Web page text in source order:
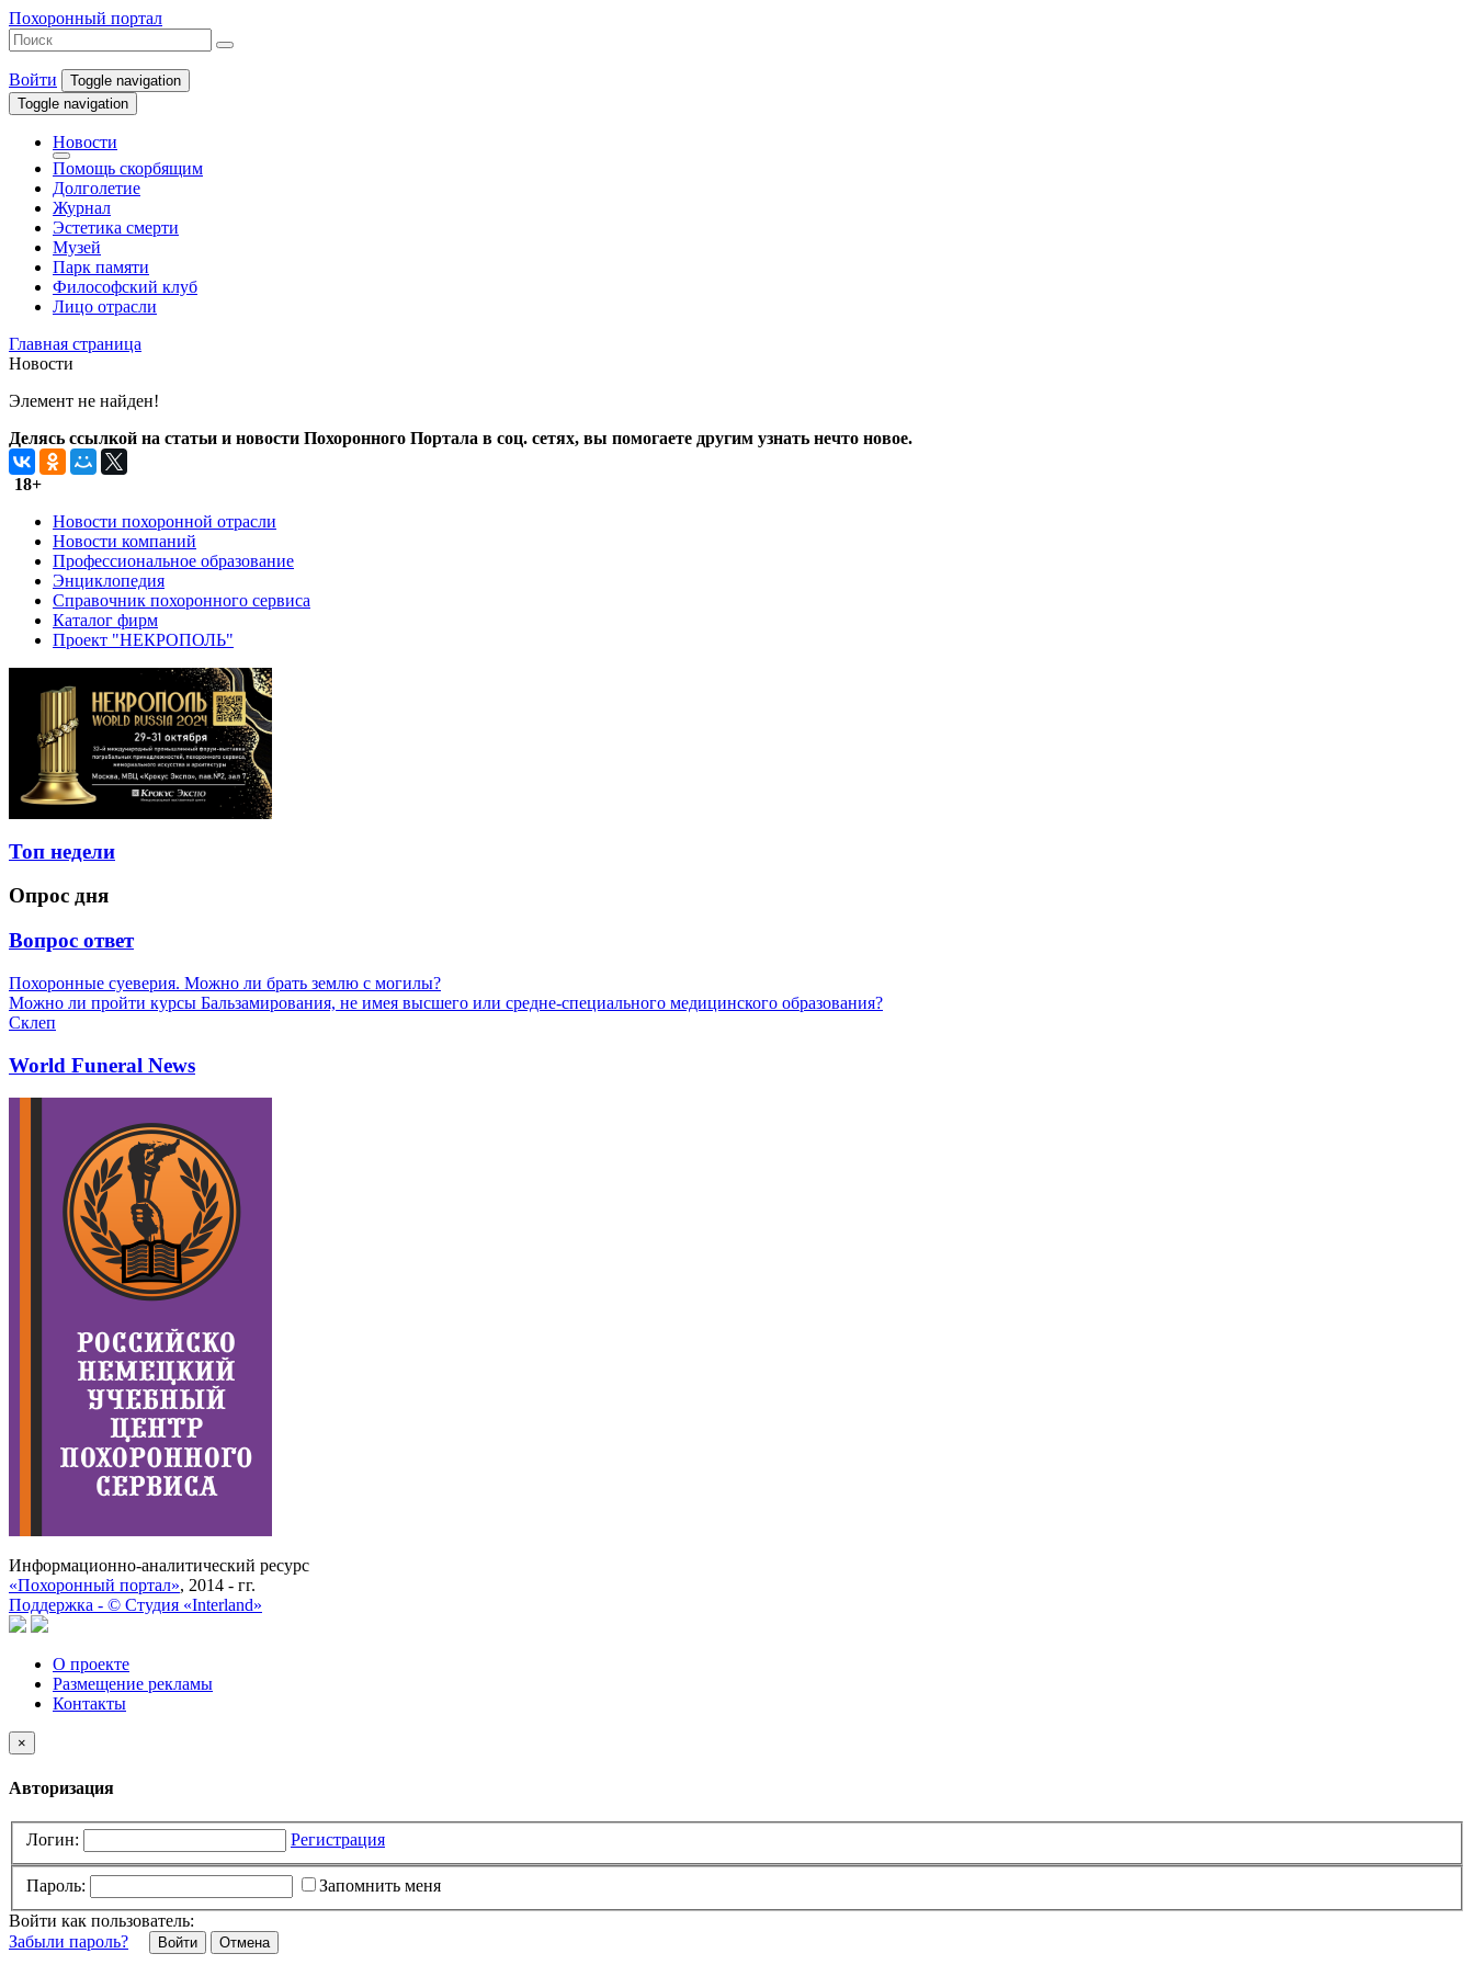
Похоронный портал
Войти
Toggle navigation
Toggle navigation
Новости
Помощь скорбящим
Долголетие
Журнал
Эстетика смерти
Музей
Парк памяти
Философский клуб
Лицо отрасли
Главная страница
Новости
Элемент не найден!
Делясь ссылкой на статьи и новости Похоронного Портала в соц. сетях, вы помогаете другим узнать нечто новое.
18+
Новости похоронной отрасли
Новости компаний
Профессиональное образование
Энциклопедия
Справочник похоронного сервиса
Каталог фирм
Проект "НЕКРОПОЛЬ"
Топ недели
Опрос дня
Вопрос ответ
Похоронные суеверия. Можно ли брать землю с могилы?
Можно ли пройти курсы Бальзамирования, не имея высшего или средне-специального медицинского образования?
Склеп
World Funeral News
Информационно-аналитический ресурс
«Похоронный портал», 2014 - гг.
Поддержка - © Cтудия «Interland»
О проекте
Размещение рекламы
Контакты
×
Авторизация
Логин: Регистрация
Пароль:
Запомнить меня
Войти как пользователь:
Забыли пароль?
Отмена